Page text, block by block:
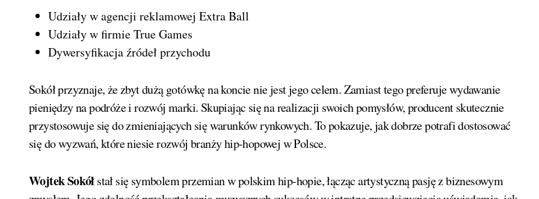
Udziały w agencji reklamowej Extra Ball
Udziały w firmie True Games
Dywersyfikacja źródeł przychodu
Sokół przyznaje, że zbyt dużą gotówkę na koncie nie jest jego celem. Zamiast tego preferuje wydawanie
pieniędzy na podróże i rozwój marki. Skupiając się na realizacji swoich pomysłów, producent skutecznie
przystosowuje się do zmieniających się warunków rynkowych. To pokazuje, jak dobrze potrafi dostosować
się do wyzwań, które niesie rozwój branży hip-hopowej w Polsce.
Wojtek Sokółstał się symbolem przemian w polskim hip-hopie, łącząc artystyczną pasję z biznesowym